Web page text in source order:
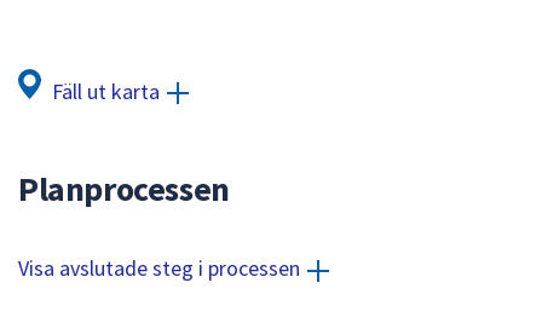
Fäll ut karta
Planprocessen
Visa avslutade steg i processen